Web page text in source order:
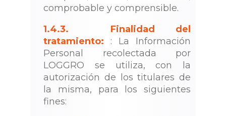
comprobable y comprensible.
1.4.3. Finalidad del
tratamiento: : La Información
Personal recolectada por
LOGGRO se utiliza, con la
autorización de los titulares de
la misma, para los siguientes
fines: